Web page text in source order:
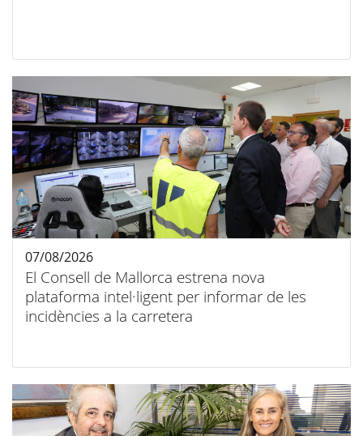
El Consell de Mallorca estrena nova
plataforma intel·ligent per informar de les
incidències a la carretera
07/08/2026